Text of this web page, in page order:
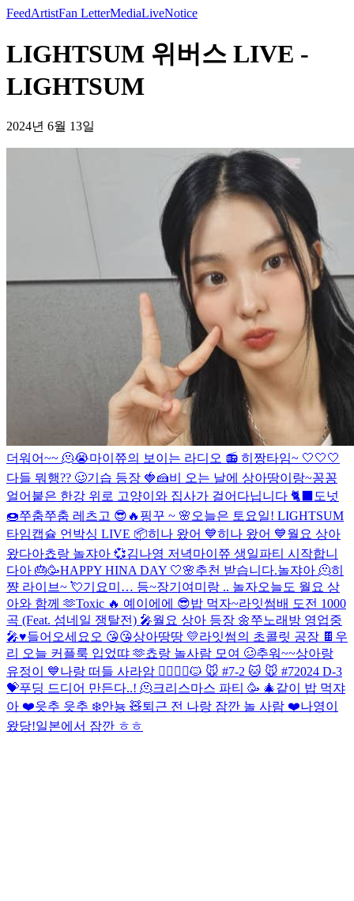
FeedArtistFan LetterMediaLiveNotice
LIGHTSUM 위버스 LIVE -
LIGHTSUM
2024년 6월 13일
더워어~~ 🫠😭마이쮸의 보이는 라디오 📻 히짱타임~ 🤍🤍🤍
다들 뭐행?? 🥴기습 등장 🍓🍰비 오는 날에 상아땅이랑~꽁꽁
얼어붙은 한강 위로 고양이와 집사가 걸어다닙니다 🐈‍⬛️
도넛
🍩쭈춤쭈춤 레츠고 😎🔥 핑꾸 ~ 🌸 오늘은 토요일! LIGHTSUM
타임캡슐 언박싱 LIVE 📦히나 왔어 💙히나 왔어 💙월요 상아
왔다아쵸랑 놀쟈아 💞김나영 저녁마이쮸 생일파티 시작합니
다아 🎂🥳HAPPY HINA DAY 🤍🌸추천 받습니다.놀쟈아 🫠히
쨩 라이브~ 💘기요미… 등~장기여미랑 .. 놀자오늘도 월요 상
아와 함께 🫶Toxic 🔥 예이에에 😎밥 먹자~라잇썸배 도전 1000
곡 (Feat. 섬네일 쟁탈전) 🎤월요 상아 등장 🌼쭈노래방 영업중
🎤♥️들어오세요오 😘😘상아땅땅 💛라잇썸의 초콜릿 공장 🍫 우
리 오늘 커플룩 입었땨 🫶쵸랑 놀사람 모여 🥴추워~~상아랑
유정이 💙나랑 떠들 사라암 🙆‍♀️🙆‍♂️🐱 🐭 #7-2 🐱 🐭 #72024 D-3
💝푸딩 드디어 만든다..! 🫠크리스마스 파티 🥳 🎄같이 밥 먹쟈
아 ❤️읏추 읏추 ❄️안뇽 🧸퇴근 전 나랑 잠깐 놀 사람 ❤️나영이
왔당!일본에서 잠깐 ㅎㅎ